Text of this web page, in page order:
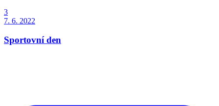
3
7. 6. 2022
Sportovní den